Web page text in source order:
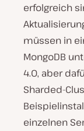
erfolgreich
müssen in
MongoDB
4.0, aber
Sharded-
einzelnen